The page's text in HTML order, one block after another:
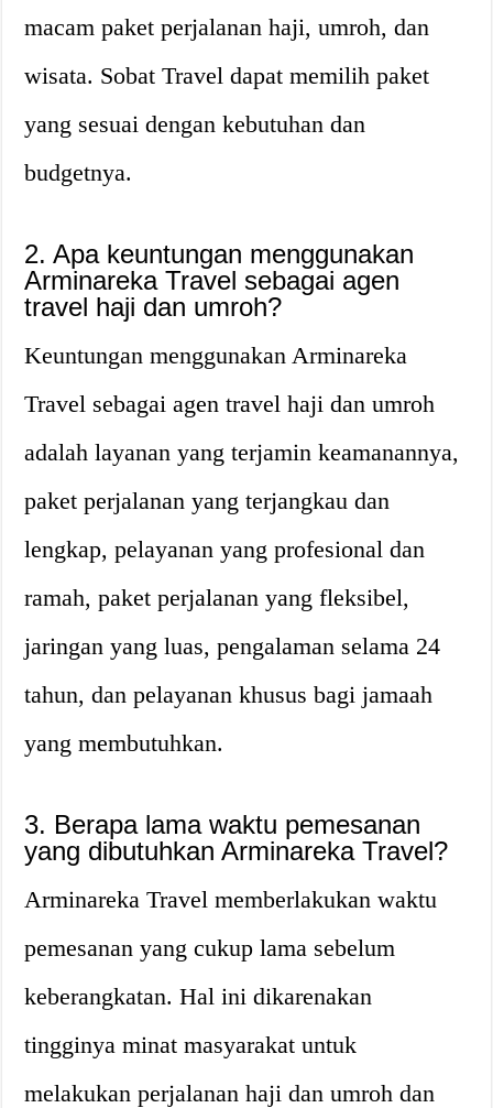
macam paket perjalanan haji, umroh, dan
wisata. Sobat Travel dapat memilih paket
yang sesuai dengan kebutuhan dan
budgetnya.
2. Apa keuntungan menggunakan
Arminareka Travel sebagai agen
travel haji dan umroh?
Keuntungan menggunakan Arminareka
Travel sebagai agen travel haji dan umroh
adalah layanan yang terjamin keamanannya,
paket perjalanan yang terjangkau dan
lengkap, pelayanan yang profesional dan
ramah, paket perjalanan yang fleksibel,
jaringan yang luas, pengalaman selama 24
tahun, dan pelayanan khusus bagi jamaah
yang membutuhkan.
3. Berapa lama waktu pemesanan
yang dibutuhkan Arminareka Travel?
Arminareka Travel memberlakukan waktu
pemesanan yang cukup lama sebelum
keberangkatan. Hal ini dikarenakan
tingginya minat masyarakat untuk
melakukan perjalanan haji dan umroh dan